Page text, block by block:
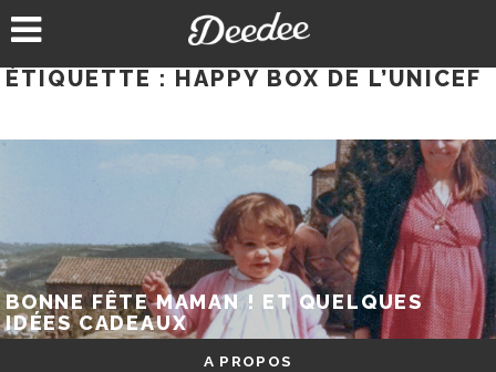
au
ÉTIQUETTE : HAPPY BOX DE L’UNICEF
BONNE FÊTE MAMAN ! ET QUELQUES
IDÉES CADEAUX
A PROPOS